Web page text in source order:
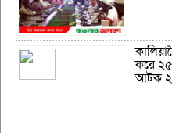
করে ২৫
আটক